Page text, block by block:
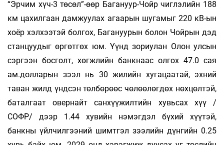
“Эрчим хүч-3 төсөл”-өөр Багануур-Чойр чиглэлийн 188
км цахилгаан дамжуулах агаарын шугамыг 220 кВ-ын
хоёр хэлхээтэй болгох, Багануурын болон Чойрын дэд
станцуудыг өргөтгөх юм. Үүнд зориулан Олон улсын
сэргээн босголт, хөгжлийн банкнаас олгох 47.0 сая
ам.долларын зээл нь 30 жилийн хугацаатай, эхний
таван жилд үндсэн төлбөрөөс чөлөөлөгдөх нөхцөлтэй,
баталгаат овернайт санхүүжилтийн хувьсах хүү /
СОФР/ дээр 1.44 хувийн нэмэгдэл бүхий хүүтэй,
банкны үйлчилгээний шимтгэл зээлийн дүнгийн 0.25